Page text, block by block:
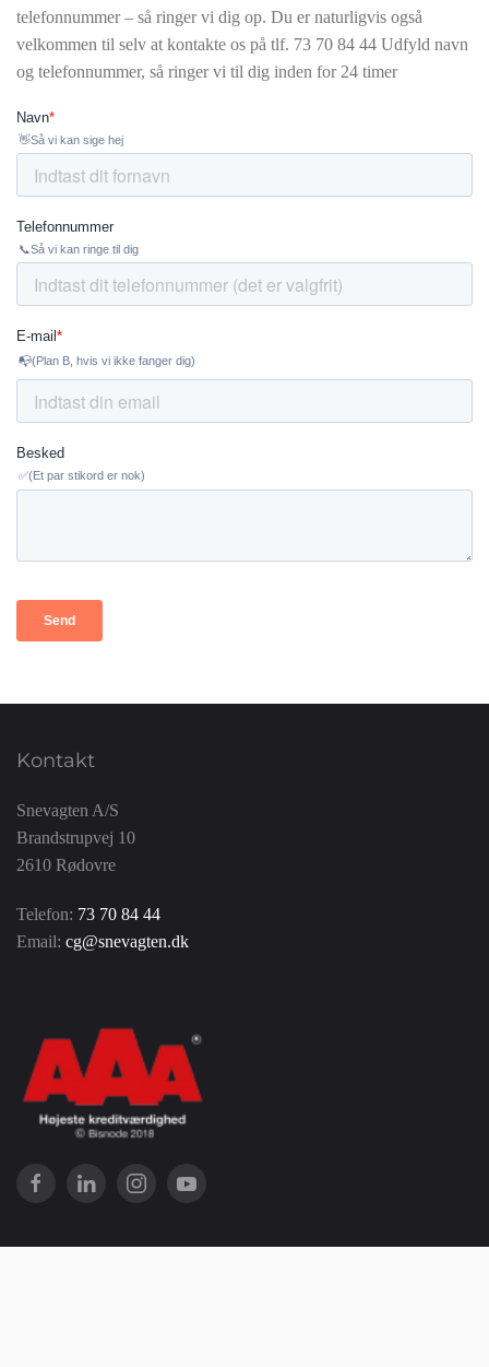
telefonnummer – så ringer vi dig op. Du er naturligvis også
velkommen til selv at kontakte os på tlf. 73 70 84 44 Udfyld navn
og telefonnummer, så ringer vi til dig inden for 24 timer
Kontakt
Snevagten A/S
Brandstrupvej 10
2610 Rødovre
Telefon: 73 70 84 44
Email: cg@snevagten.dk